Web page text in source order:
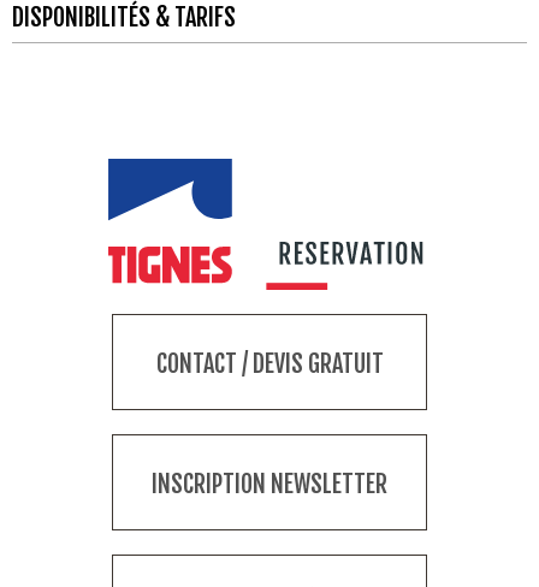
DISPONIBILITÉS & TARIFS
CONTACT / DEVIS GRATUIT
INSCRIPTION NEWSLETTER